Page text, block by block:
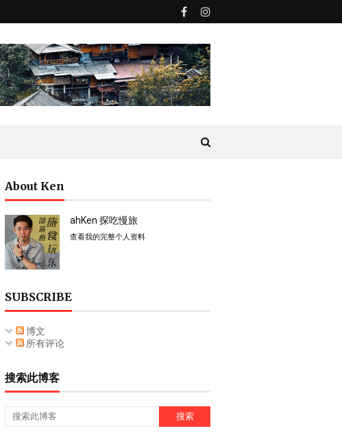
About Ken
ahKen 探吃慢旅
查看我的完整个人资料
SUBSCRIBE
博文
所有评论
搜索此博客